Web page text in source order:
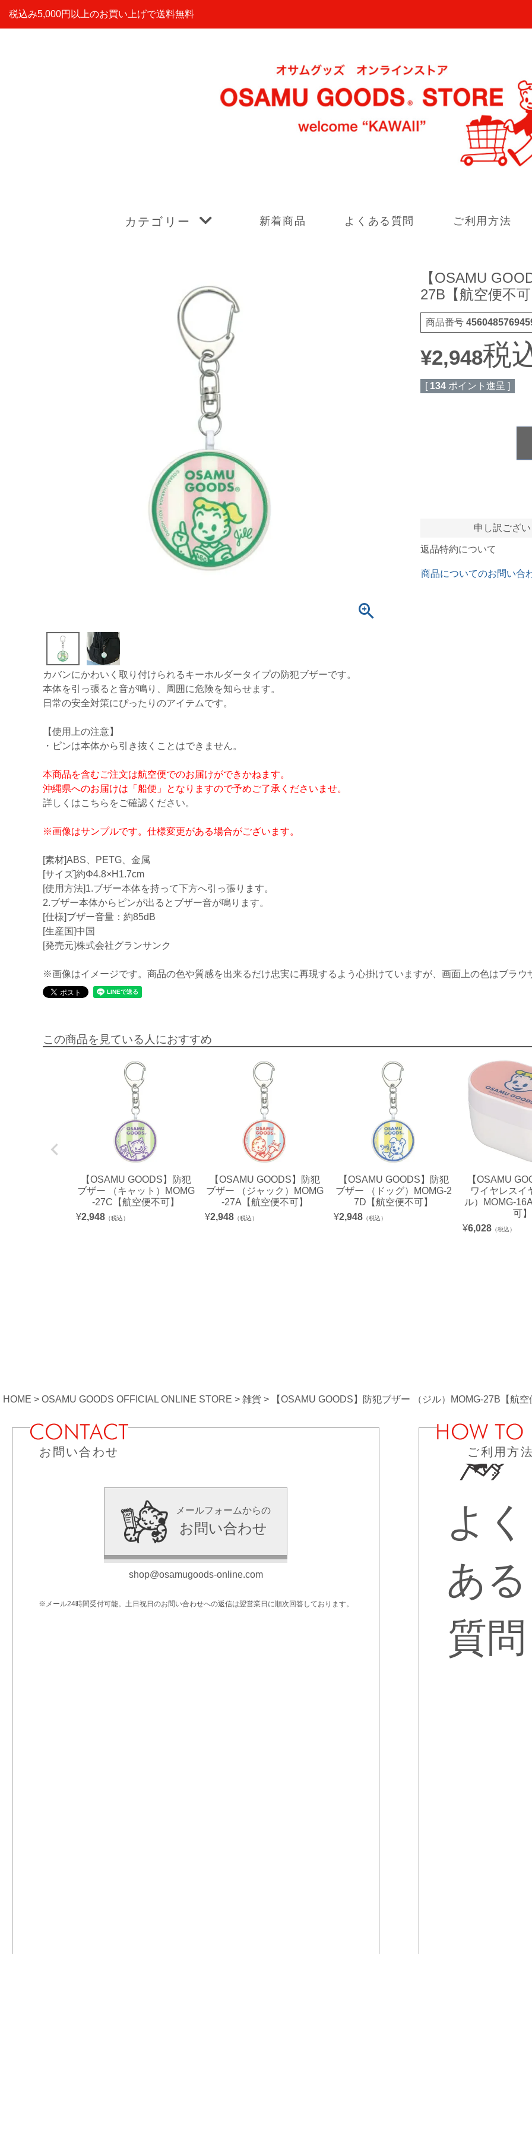
税込み5,000円以上のお買い上げで送料無料
カテゴリー 新着商品 よくある質問 ご利用方法
【OSAMU
27B【航空便不
商品番号
¥2,948税
[ 134 ポイント進呈 ]
申し訳ござ
返品特約について
商品についてのお問い合
カバンにかわいく取り付けられるキーホルダータイプの防犯ブザーです。
本体を引っ張ると音が鳴り、周囲に危険を知らせます。
日常の安全対策にぴったりのアイテムです。
【使用上の注意】
・ピンは本体から引き抜くことはできません。
本商品を含むご注文は航空便でのお届けができかねます。
沖縄県へのお届けは「船便」となりますので予めご了承くださいませ。
詳しくはこちらをご確認ください。
※画像はサンプルです。仕様変更がある場合がございます。
[素材]ABS、PETG、金属
[サイズ]約Φ4.8×H1.7cm
[使用方法]1.ブザー本体を持って下方へ引っ張ります。
2.ブザー本体からピンが出るとブザー音が鳴ります。
[仕様]ブザー音量：約85dB
[生産国]中国
[発売元]株式会社グランサンク
※画像はイメージです。商品の色や質感を出来るだけ忠実に再現するよう心掛けていますが、画面上の色はブラ
この商品を見ている人におすすめ
【OSAMU GOODS】防犯
ブザー （キャット）MOMG
-27C【航空便不可】
¥2,948 （税込）
【OSAMU GOODS】防犯
ブザー （ジャック）MOMG
-27A【航空便不可】
¥2,948 （税込）
【OSAMU GOODS】防犯
ブザー （ドッグ）MOMG-2
7D【航空便不可】
¥2,948 （税込）
【OSAMU
ワイヤレスイ
ル）MOMG-
可】
¥6,028 （税込）
HOME OSAMU GOODS OFFICIAL ONLINE STORE 雑貨 【OSAMU GOODS】防犯ブザー （ジル）MOMG-27B【航
お問い合わせ
メールフォームからの
お問い合わせ
shop@osamugoods-online.com
※メール24時間受付可能。土日祝日のお問い合わせへの返信は翌営業日に順次回答しております。
ご利用方
よく
ある
質問